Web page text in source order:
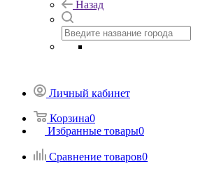
Назад
Личный кабинет
Корзина0
Избранные товары0
Сравнение товаров0